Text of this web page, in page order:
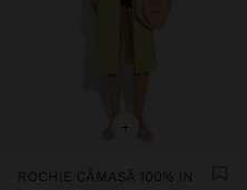
+
ROCHIE CĂMAȘĂ 100% IN